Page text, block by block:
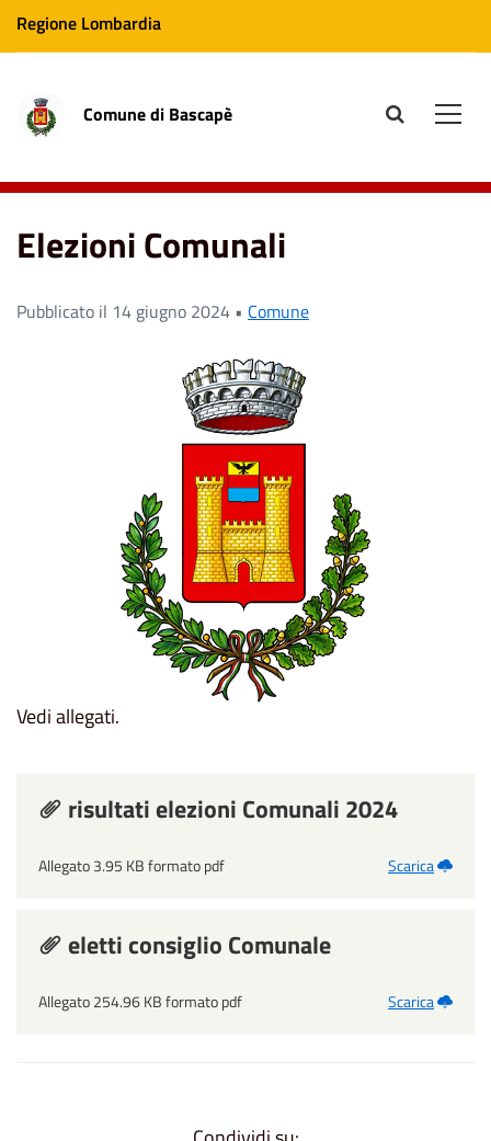
Regione Lombardia
Comune di Bascapè site.searc
Elezioni Comunali
Pubblicato il 14 giugno 2024 • Comune
Vedi allegati.
risultati elezioni Comunali 2024
Allegato 3.95 KB formato pdf Scarica
eletti consiglio Comunale
Allegato 254.96 KB formato pdf Scarica